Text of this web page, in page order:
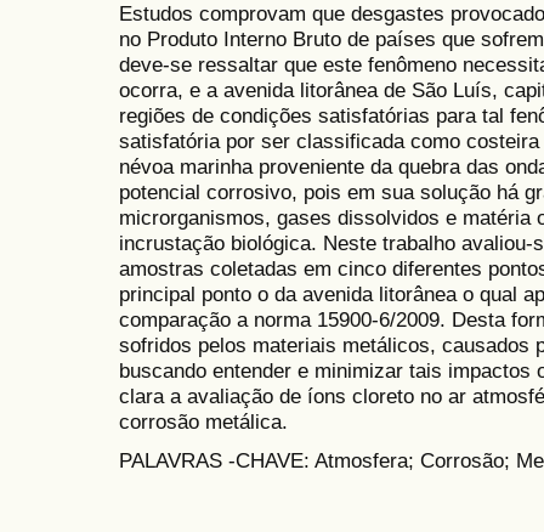
Estudos comprovam que desgastes
no Produto Interno Bruto de países que
deve-se ressaltar que este fenômeno
ocorra, e a avenida litorânea de São Luís,
regiões de condições satisfatórias para tal
satisfatória por ser classificada como
névoa marinha proveniente da quebra das
potencial corrosivo, pois em sua solução há
microrganismos, gases dissolvidos e matéria
incrustação biológica. Neste trabalho avaliou-
amostras coletadas em cinco diferentes
principal ponto o da avenida litorânea o qual
comparação a norma 15900-6/2009. Desta
sofridos pelos materiais metálicos, causados
buscando entender e minimizar tais impactos
clara a avaliação de íons cloreto no ar
corrosão metálica.
PALAVRAS -CHAVE: Atmosfera; Corrosão;